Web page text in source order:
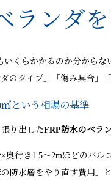
ランダ
くらかかるのか分から
のタイプ」「傷み具合」
という相場の基準
り出したFRP防水のベラ
行き1.5〜2mほどのバル
防水層をやり直す費用」